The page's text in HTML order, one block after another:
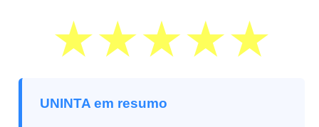
UNINTA em resumo